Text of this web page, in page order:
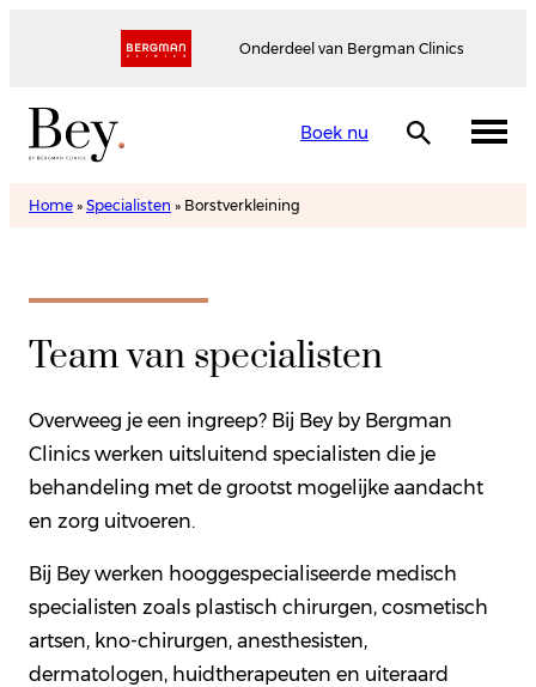
Onderdeel van Bergman Clinics
Boek nu
Home » Specialisten » Borstverkleining
Team van specialisten
Overweeg je een ingreep? Bij Bey by Bergman
Clinics werken uitsluitend specialisten die je
behandeling met de grootst mogelijke aandacht
en zorg uitvoeren.
Bij Bey werken hooggespecialiseerde medisch
specialisten zoals plastisch chirurgen, cosmetisch
artsen, kno-chirurgen, anesthesisten,
dermatologen, huidtherapeuten en uiteraard